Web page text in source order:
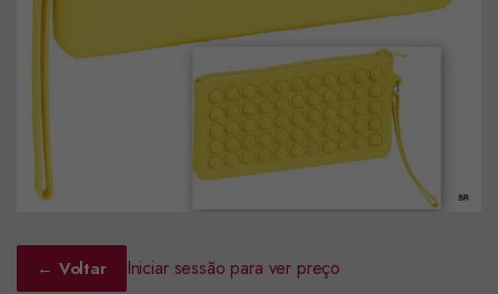
← Voltar Iniciar sessão para ver preço